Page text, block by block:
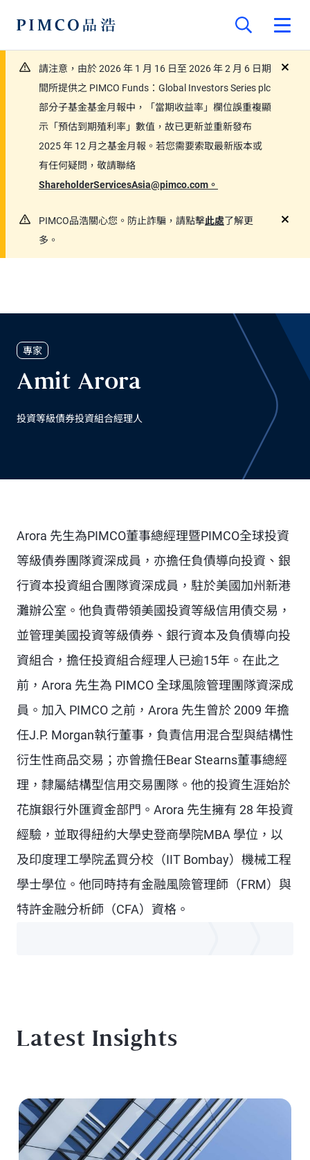
請注意，由於 2026 年 1 月 16 日至 2026 年 2 月 6 日期
間所提供之 PIMCO Funds：Global Investors Series plc
部分子基金基金月報中，「當期收益率」欄位誤重複顯
示「預估到期殖利率」數值，故已更新並重新發布
2025 年 12 月之基金月報。若您需要索取最新版本或
有任何疑問，敬請聯絡
ShareholderServicesAsia@pimco.com。
PIMCO品浩關心您。防止詐騙，請點擊此處了解更
多。
專家
Amit Arora
投資等級債券投資組合經理人
Arora 先生為PIMCO董事總經理暨PIMCO全球投資
等級債券團隊資深成員，亦擔任負債導向投資、銀
行資本投資組合團隊資深成員，駐於美國加州新港
灘辦公室。他負責帶領美國投資等級信用債交易，
並管理美國投資等級債券、銀行資本及負債導向投
資組合，擔任投資組合經理人已逾15年。在此之
前，Arora 先生為 PIMCO 全球風險管理團隊資深成
員。加入 PIMCO 之前，Arora 先生曾於 2009 年擔
任J.P. Morgan執行董事，負責信用混合型與結構性
衍生性商品交易；亦曾擔任Bear Stearns董事總經
理，隸屬結構型信用交易團隊。他的投資生涯始於
花旗銀行外匯資金部門。Arora 先生擁有 28 年投資
經驗，並取得紐約大學史登商學院MBA 學位，以
及印度理工學院孟買分校（IIT Bombay）機械工程
學士學位。他同時持有金融風險管理師（FRM）與
特許金融分析師（CFA）資格。
Latest Insights